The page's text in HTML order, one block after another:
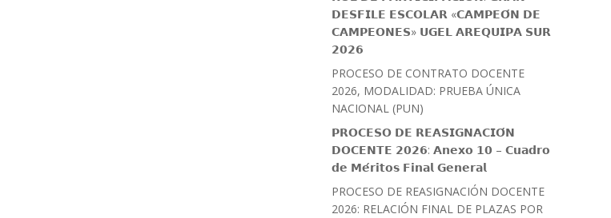
𝗗𝗘𝗦𝗙𝗜𝗟𝗘 𝗘𝗦𝗖𝗢𝗟𝗔𝗥 «𝗖𝗔𝗠𝗣𝗘𝗢́𝗡 𝗗𝗘
𝗖𝗔𝗠𝗣𝗘𝗢𝗡𝗘𝗦» 𝗨𝗚𝗘𝗟 𝗔𝗥𝗘𝗤𝗨𝗜𝗣𝗔 𝗦𝗨𝗥
𝟮𝟬𝟮𝟲
PROCESO DE CONTRATO DOCENTE
2026, MODALIDAD: PRUEBA ÚNICA
NACIONAL (PUN)
𝗣𝗥𝗢𝗖𝗘𝗦𝗢 𝗗𝗘 𝗥𝗘𝗔𝗦𝗜𝗚𝗡𝗔𝗖𝗜𝗢́𝗡
𝗗𝗢𝗖𝗘𝗡𝗧𝗘 𝟮𝟬𝟮𝟲: 𝗔𝗻𝗲𝘅𝗼 𝟭𝟬 – 𝗖𝘂𝗮𝗱𝗿𝗼
𝗱𝗲 𝗠𝗲́𝗿𝗶𝘁𝗼𝘀 𝗙𝗶𝗻𝗮𝗹 𝗚𝗲𝗻𝗲𝗿𝗮𝗹
PROCESO DE REASIGNACIÓN DOCENTE
2026: RELACIÓN FINAL DE PLAZAS POR